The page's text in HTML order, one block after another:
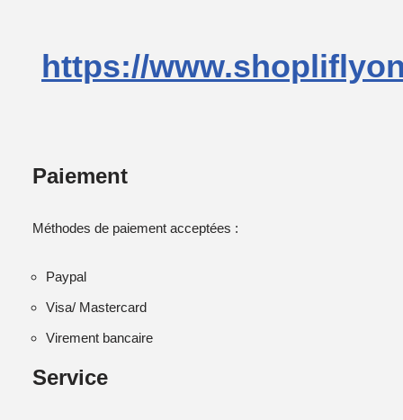
https://
Paiement
Méthodes de paiement acceptées :
Paypal
Visa/ Mastercard
Virement bancaire
Service